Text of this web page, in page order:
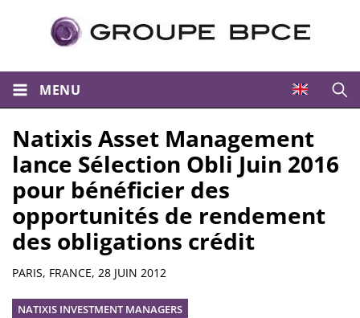
MENU
Natixis Asset Management
lance Sélection Obli Juin 2016
pour bénéficier des
opportunités de rendement
des obligations crédit
Résumé
PARIS, FRANCE, 28 JUIN 2012
NATIXIS INVESTMENT MANAGERS